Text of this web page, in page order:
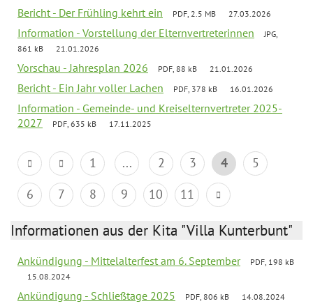
Bericht - Der Frühling kehrt ein PDF, 2.5 MB 27.03.2026
Information - Vorstellung der Elternvertreterinnen
JPG,
861 kB
21.01.2026
Vorschau - Jahresplan 2026 PDF, 88 kB 21.01.2026
Bericht - Ein Jahr voller Lachen PDF, 378 kB 16.01.2026
Information - Gemeinde- und Kreiselternvertreter 2025-
2027
PDF, 635 kB 17.11.2025
1 ... 2 3 4
5
6
7 8 9 10 11
Informationen aus der Kita "Villa Kunterbunt"
Ankündigung - Mittelalterfest am 6. September
PDF, 198 kB
15.08.2024
Ankündigung - Schließtage 2025 PDF, 806 kB 14.08.2024